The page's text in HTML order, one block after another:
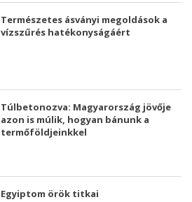
Természetes ásványi megoldások a
vízszűrés hatékonyságáért
Túlbetonozva: Magyarország jövője
azon is múlik, hogyan bánunk a
termőföldjeinkkel
Egyiptom örök titkai